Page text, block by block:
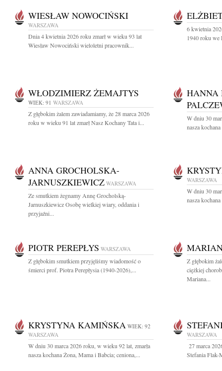
WIESŁAW NOWOCIŃSKI
WARSZAWA
Dnia 4 kwietnia 2026 roku zmarł w wieku 93 lat
Wiesław Nowociński wieloletni pracownik...
6 kwietnia
1940 roku
WŁODZIMIERZ ŻEMAJTYS
WIEK: 91 WARSZAWA
Z głębokim żalem zawiadamiamy, że 28 marca 2026
roku w wieku 91 lat zmarł Nasz Kochany Tata i...
HANNA
W dniu 30
nasza
ANNA GROCHOLSKA-
JARNUSZKIEWICZ WARSZAWA
Ze smutkiem żegnamy Annę Grocholską-
Jarnuszkiewicz Osobę wielkiej wiary, oddania i
przyjaźni...
WARSZAWA
W dniu 30
nasza
PIOTR PEREPŁYS WARSZAWA
Z głębokim smutkiem przyjęliśmy wiadomość o
śmierci prof. Piotra Perepłysia (1940-2026),...
Z głębokim
ciężkiej
Mariana...
KRYSTYNA KAMIŃSKA WIEK: 92
WARSZAWA
W dniu 30 marca 2026 roku, w wieku 92 lat, zmarła
nasza kochana Żona, Mama i Babcia; ceniona,...
WARSZAWA
27 marca
Stefania Flak-